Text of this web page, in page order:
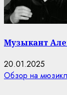
Музыкант
20.01.2025
Обзор на